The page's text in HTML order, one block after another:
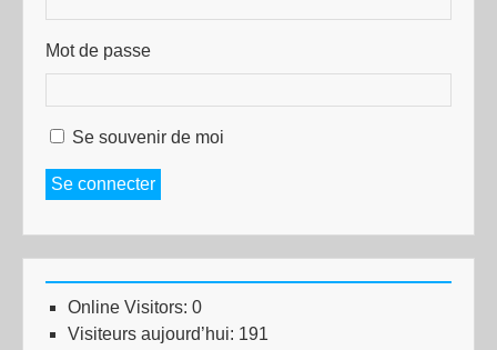
Mot de passe
Se souvenir de moi
Se connecter
Online Visitors: 0
Visiteurs aujourd’hui: 191